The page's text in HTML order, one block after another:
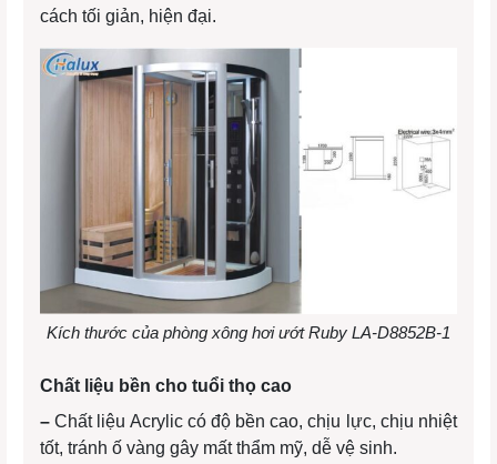
cách tối giản, hiện đại.
Kích thước của phòng xông hơi ướt Ruby LA-D8852B-1
Chất liệu bền cho tuổi thọ cao
– Chất liệu Acrylic có độ bền cao, chịu lực, chịu nhiệt
tốt, tránh ố vàng gây mất thẩm mỹ, dễ vệ sinh.